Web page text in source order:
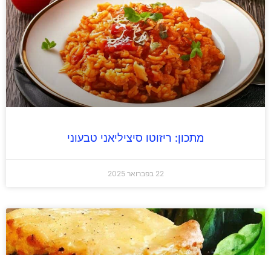
מתכון: ריזוטו סיציליאני טבעוני